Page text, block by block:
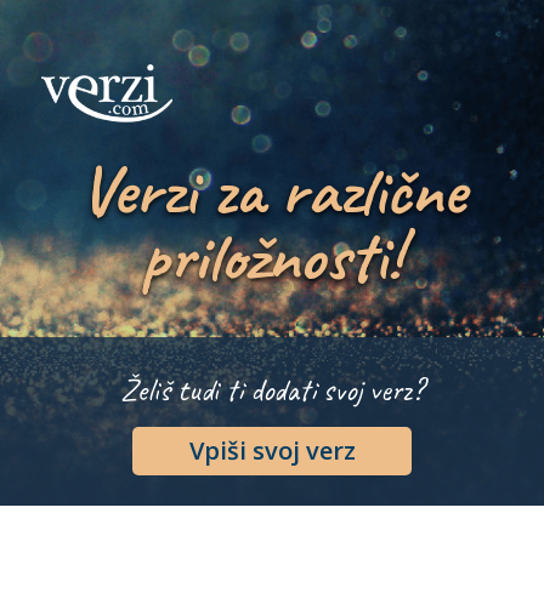
Verzi za različne
priložnosti!
Želiš tudi ti dodati svoj verz?
Vpiši svoj verz